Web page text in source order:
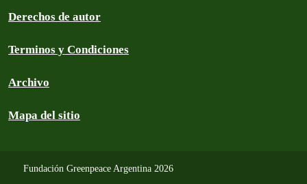
Derechos de autor
Terminos y Condiciones
Archivo
Mapa del sitio
Fundación Greenpeace Argentina 2026